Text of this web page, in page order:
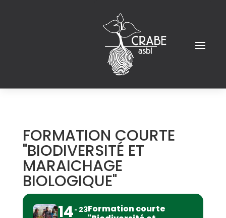
FORMATION COURTE
"BIODIVERSITÉ ET
MARAICHAGE
BIOLOGIQUE"
14 23Formation courte